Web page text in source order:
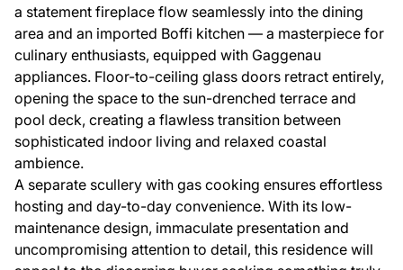
a statement fireplace flow seamlessly into the dining
area and an imported Boffi kitchen — a masterpiece for
culinary enthusiasts, equipped with Gaggenau
appliances. Floor-to-ceiling glass doors retract entirely,
opening the space to the sun-drenched terrace and
pool deck, creating a flawless transition between
sophisticated indoor living and relaxed coastal
ambience.
A separate scullery with gas cooking ensures effortless
hosting and day-to-day convenience. With its low-
maintenance design, immaculate presentation and
uncompromising attention to detail, this residence will